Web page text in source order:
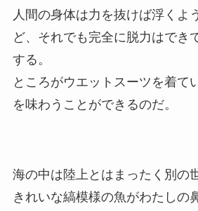
人間の身体は力を抜けば浮くよ
ど、それでも完全に脱力はでき
する。
ところがウエットスーツを着て
を味わうことができるのだ。
海の中は陸上とはまったく別の
きれいな縞模様の魚がわたしの